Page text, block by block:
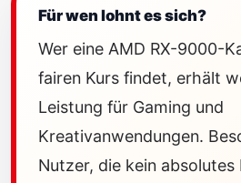
Für wen lohnt es sich?
Wer eine AMD RX-9000-
fairen Kurs findet, erhält
Leistung für Gaming und
Kreativanwendungen.
Nutzer, die kein absolutes